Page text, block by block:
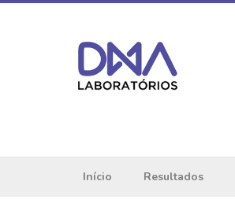
Início Resultados